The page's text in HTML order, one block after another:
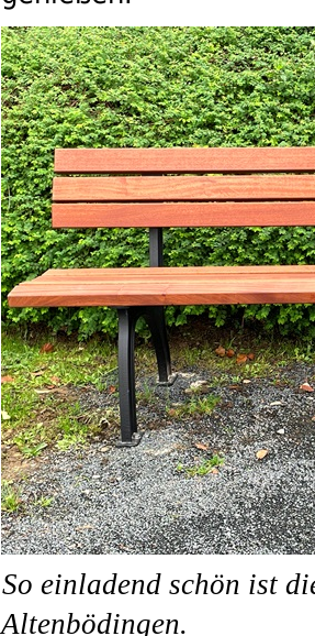
So einladend schön ist
Altenbödingen.